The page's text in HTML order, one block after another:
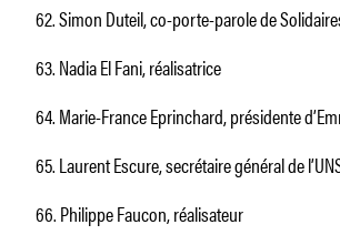
62. Simon Duteil, co-porte-parole de
63. Nadia El Fani, réalisatrice
64. Marie-France Eprinchard, présidente
65. Laurent Escure, secrétaire général de
66. Philippe Faucon, réalisateur